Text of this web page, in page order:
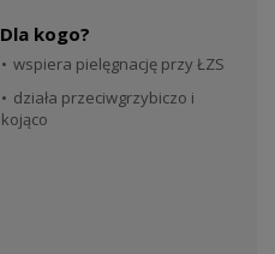
Dla kogo?
wspiera pielęgnację przy ŁZS
działa przeciwgrzybiczo i
kojąco